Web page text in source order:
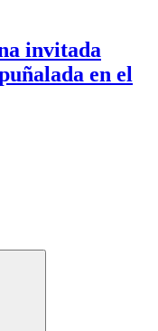
invitada
en el